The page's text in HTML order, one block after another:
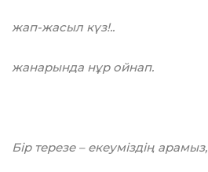
жап-жасыл күз!..
жанарында нұр ойнап.
Бір терезе – екеуміздің арамыз,